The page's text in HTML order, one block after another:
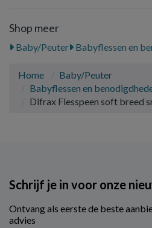
Shop meer
Baby/Peuter Babyflessen en
Home
Baby/Peuter
Babyflessen en
Difrax Flesspeen soft breed
Schrijf je in voor onze
Ontvang als eerste de beste
advies